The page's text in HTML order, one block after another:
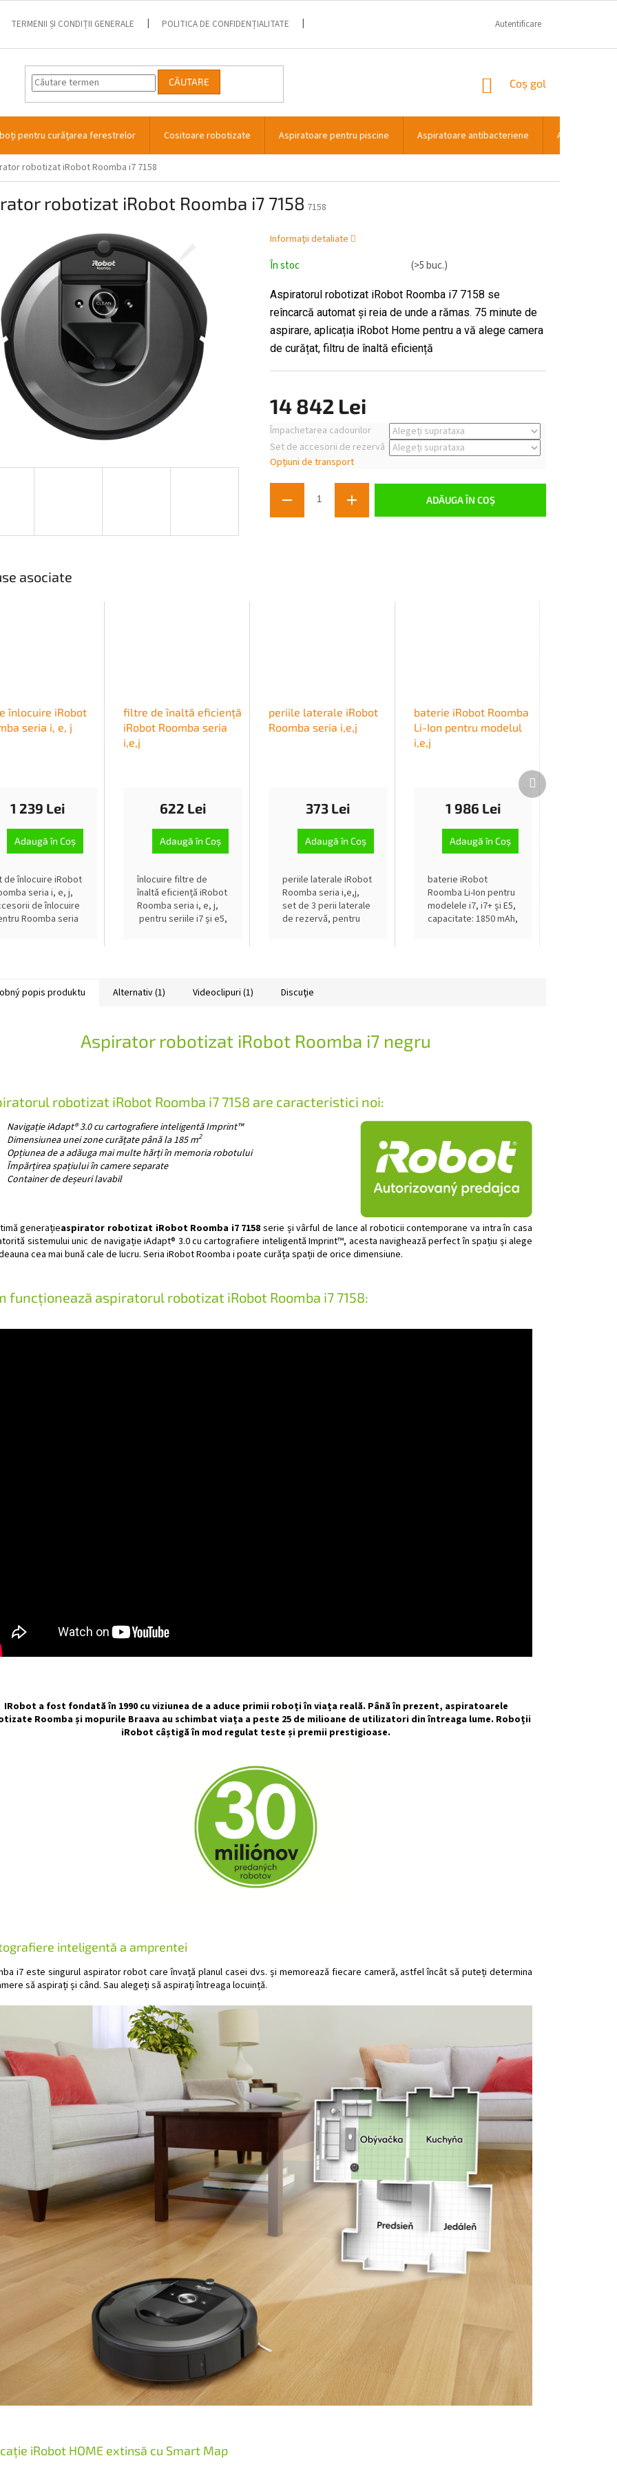
TERMENII ȘI CONDIȚII GENERALE POLITICA DE CONFIDENȚIALITATE Autentificare
CĂUTARE
COŞ
CUMPĂRĂTURI
Coş gol
pentru curățarea ferestrelor Cositoare robotizate Aspiratoare pentru piscine Aspiratoare antibacteriene Aspiratoare
robotizat iRobot Roomba i7 7158
robotizat iRobot Roomba i7 7158 7158
14 842 Lei
Evaluare
preţ:
În stoc (>5 buc.)
Împachetarea cadourilor
Set de accesorii de rezervă
Opțiuni de transport
ADĂUGA ÎN COŞ
Aspiratorul robotizat iRobot Roomba i7 7158 se
reîncarcă automat și reia de unde a rămas. 75 minute de
aspirare, aplicația iRobot Home pentru a vă alege camera
de curățat, filtru de înaltă eficiență
Informaţii detaliate
asociate
înlocuire iRobot
seria i, e, j
1 239 Lei
Adaugă în Coş
de înlocuire iRobot
seria i, e, j,
de înlocuire
Roomba seria
filtre de înaltă eficiență
iRobot Roomba seria
i,e,j
622 Lei
Adaugă în Coş
înlocuire filtre de
înaltă eficiență iRobot
Roomba seria i, e, j,
pentru seriile i7 și e5,
periile laterale iRobot
Roomba seria i,e,j
373 Lei
Adaugă în Coş
periile laterale iRobot
Roomba seria i,e,j,
set de 3 perii laterale
de rezervă, pentru
baterie iRobot Roomba
Li-Ion pentru modelul
i,e,j
1 986 Lei
Adaugă în Coş
baterie iRobot
Roomba Li-Ion pentru
modelele i7, i7+ și E5,
capacitate: 1850 mAh,
Produsul
următor
popis produktu Alternativ (1) Videoclipuri (1) Discuţie
Aspirator robotizat iRobot Roomba i7 negru
robotizat iRobot Roomba i7 7158 are caracteristici noi:
Navigație iAdapt® 3.0 cu cartografiere inteligentă Imprint™
Dimensiunea unei zone curățate până la 185 m2
Opțiunea de a adăuga mai multe hărți în memoria robotului
Împărțirea spațiului în camere separate
Container de deșeuri lavabil
generațieaspirator robotizat iRobot Roomba i7 7158 serie și vârful de lance al roboticii contemporane va intra în casa
sistemului unic de navigație iAdapt® 3.0 cu cartografiere inteligentă Imprint™, acesta navighează perfect în spațiu și alege
cea mai bună cale de lucru. Seria iRobot Roomba i poate curăța spații de orice dimensiune.
funcționează aspiratorul robotizat iRobot Roomba i7 7158:
IRobot a fost fondată în 1990 cu viziunea de a aduce primii roboți în viața reală. Până în prezent, aspiratoarele
Roomba și mopurile Braava au schimbat viața a peste 25 de milioane de utilizatori din întreaga lume. Roboții
iRobot câștigă în mod regulat teste și premii prestigioase.
inteligentă a amprentei
i7 este singurul aspirator robot care învață planul casei dvs. și memorează fiecare cameră, astfel încât să puteți determina
să aspirați și când. Sau alegeți să aspirați întreaga locuință.
iRobot HOME extinsă cu Smart Map